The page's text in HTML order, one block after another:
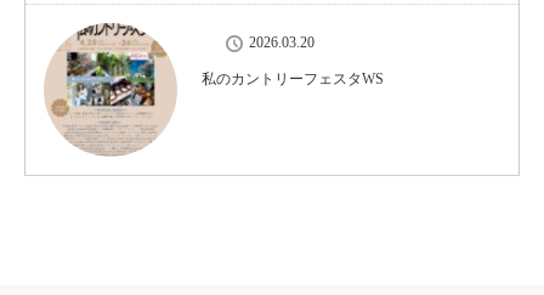
2026.03.20
私のカントリーフェスタWS